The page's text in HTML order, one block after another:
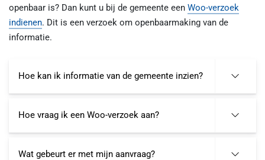
openbaar is? Dan kunt u bij de gemeente een Woo-verzoek
indienen. Dit is een verzoek om openbaarmaking van de
informatie.
Hoe kan ik informatie van de gemeente inzien?
Hoe vraag ik een Woo-verzoek aan?
Wat gebeurt er met mijn aanvraag?